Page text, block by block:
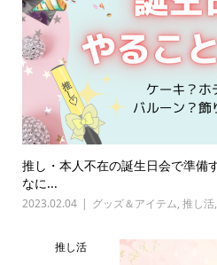
推し・本人不在の誕生日会で準備
なに...
2023.02.04 グッズ＆アイテム, 推し活,
推し活